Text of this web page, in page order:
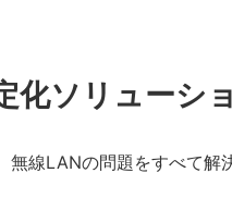
化ソリューシ
線LANの問題をすべて解